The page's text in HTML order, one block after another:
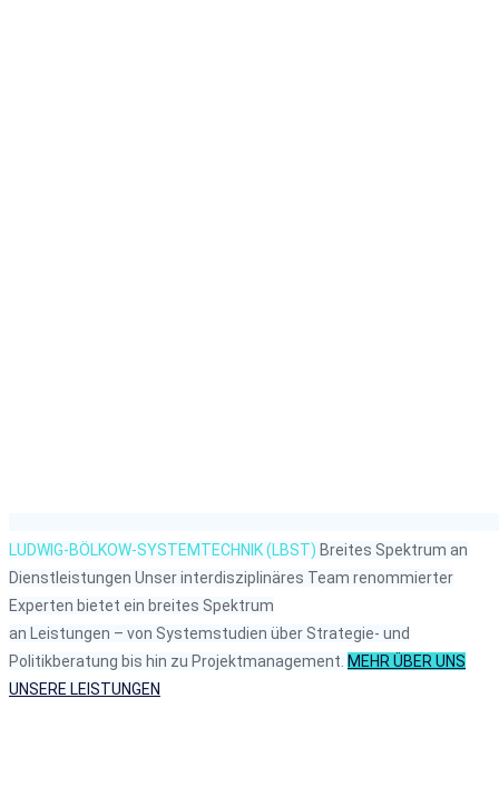
LUDWIG-BÖLKOW-SYSTEMTECHNIK (LBST) Breites Spektrum an
Dienstleistungen Unser interdisziplinäres Team renommierter
Experten bietet ein breites Spektrum
an Leistungen – von Systemstudien über Strategie- und
Politikberatung bis hin zu Projektmanagement. MEHR ÜBER UNS
UNSERE LEISTUNGEN